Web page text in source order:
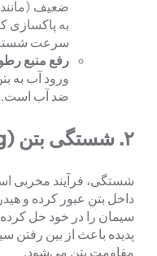
ضعیف (مانند
به پاکسازی
سرعت شسته
رفع منبع
ورود آب به
ضد آب است.
۲. شستگی بتن (Leaching)
شستگی، فرآیند مخربی
داخل بتن عبور کرده و
سیمان را در خود حل
پدیده باعث از بین رفتن
مقاومت بتن می‌شود.